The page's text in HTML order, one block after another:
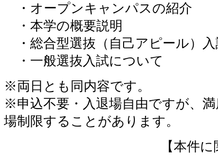
・オープンキャンパスの紹介
・本学の概要説明
・総合型選抜（自己アピール）
・一般選抜入試について
※両日とも同内容です。
※申込不要・入退場自由ですが、
場制限することがあります。
【本件